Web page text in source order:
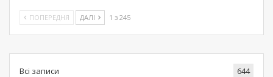
ПОПЕРЕДНЯ ДАЛІ 1 з 245
Всі записи 644